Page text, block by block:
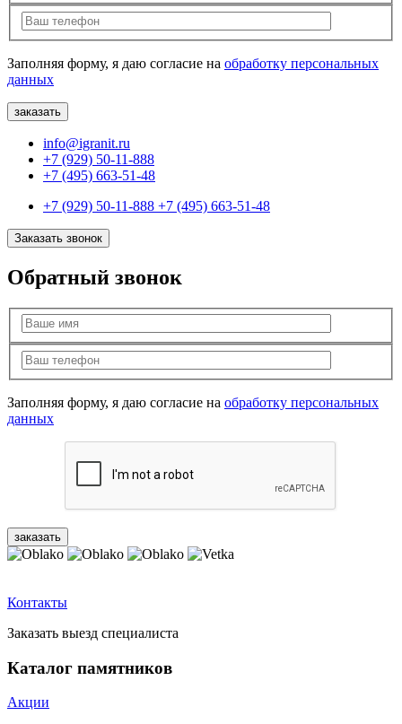
Заполняя форму, я даю согласие на обработку персональных
данных
info@igranit.ru
+7 (929) 50-11-888
+7 (495) 663-51-48
+7 (929) 50-11-888 +7 (495) 663-51-48
Заказать звонок
Обратный звонок
Заполняя форму, я даю согласие на обработку персональных
данных
Контакты
Заказать выезд специалиста
Каталог памятников
Акции